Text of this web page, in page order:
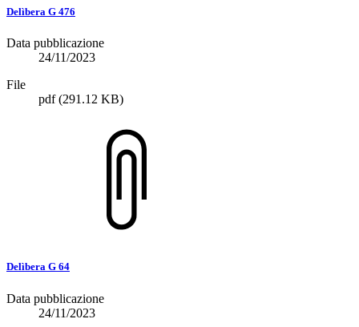
Delìbera G 476
Data pubblicazione
24/11/2023
File
pdf(291.12 KB)
Delìbera G 64
Data pubblicazione
24/11/2023